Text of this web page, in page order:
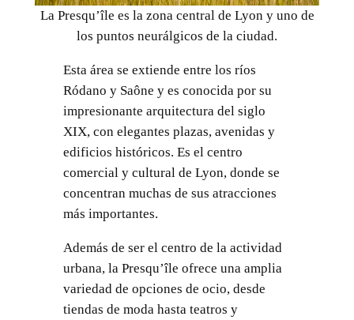
La Presqu’île es la zona central de Lyon y uno de
los puntos neurálgicos de la ciudad.
Esta área se extiende entre los ríos
Ródano y Saône y es conocida por su
impresionante arquitectura del siglo
XIX, con elegantes plazas, avenidas y
edificios históricos. Es el centro
comercial y cultural de Lyon, donde se
concentran muchas de sus atracciones
más importantes.
Además de ser el centro de la actividad
urbana, la Presqu’île ofrece una amplia
variedad de opciones de ocio, desde
tiendas de moda hasta teatros y